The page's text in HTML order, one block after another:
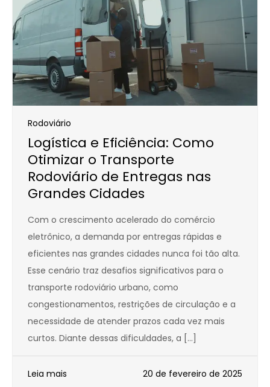
Rodoviário
Logística e Eficiência: Como
Otimizar o Transporte
Rodoviário de Entregas nas
Grandes Cidades
Com o crescimento acelerado do comércio
eletrônico, a demanda por entregas rápidas e
eficientes nas grandes cidades nunca foi tão alta.
Esse cenário traz desafios significativos para o
transporte rodoviário urbano, como
congestionamentos, restrições de circulação e a
necessidade de atender prazos cada vez mais
curtos. Diante dessas dificuldades, a […]
Leia mais 20 de fevereiro de 2025